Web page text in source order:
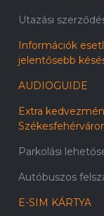
Utazási
Információk
jelentősebb
AUDIOGUIDE
Extra
Parkolási
Autóbuszos
E-SIM KÁRTYA